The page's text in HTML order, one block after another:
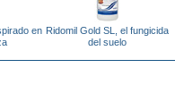
en Ridomil Gold SL, el fungicida
del suelo